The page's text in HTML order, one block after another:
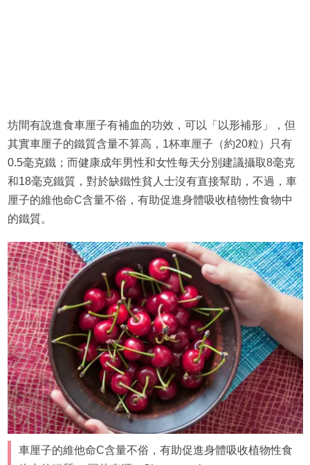
坊間有說進食車厘子有補血的功效，可以「以形補形」，但
其實車厘子的鐵質含量不算高，1杯車厘子（約20粒）只有
0.5毫克鐵；而健康成年男性和女性每天分別建議攝取8毫克
和18毫克鐵質，對於缺鐵性貧人士沒有直接幫助，不過，車
厘子的維他命C含量不俗，有助促進身體吸收植物性食物中
的鐵質。
車厘子的維他命C含量不俗，有助促進身體吸收植物性食